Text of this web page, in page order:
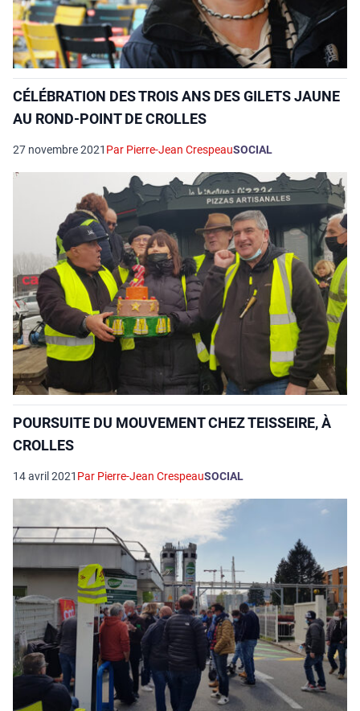
CÉLÉBRATION DES TROIS ANS DES GILETS JAUNE
AU ROND-POINT DE CROLLES
27 novembre 2021 Par Pierre-Jean CrespeauSOCIAL
POURSUITE DU MOUVEMENT CHEZ TEISSEIRE, À
CROLLES
14 avril 2021 Par Pierre-Jean CrespeauSOCIAL